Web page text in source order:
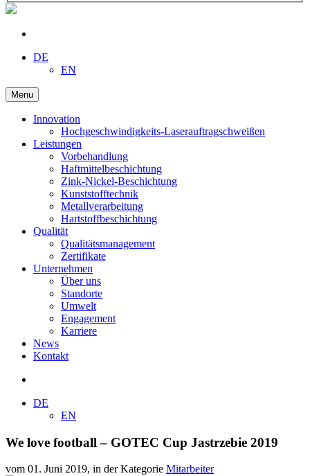
DE
EN
Menu
Innovation
Hochgeschwindigkeits-Laserauftragschweißen
Leistungen
Vorbehandlung
Haftmittelbeschichtung
Zink-Nickel-Beschichtung
Kunststofftechnik
Metallverarbeitung
Hartstoffbeschichtung
Qualität
Qualitätsmanagement
Zertifikate
Unternehmen
Über uns
Standorte
Umwelt
Engagement
Karriere
News
Kontakt
DE
EN
We love football – GOTEC Cup Jastrzebie 2019
vom 01. Juni 2019, in der Kategorie Mitarbeiter